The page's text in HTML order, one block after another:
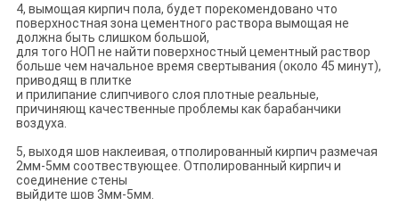
4, вымощая кирпич пола, будет порекомендовано что
поверхностная зона цементного раствора вымощая не
должна быть слишком большой,
для того НОП не найти поверхностный цементный раствор
больше чем начальное время свертывания (около 45 минут),
приводящ в плитке
и прилипание слипчивого слоя плотные реальные,
причиняющ качественные проблемы как барабанчики
воздуха.
5, выходя шов наклеивая, отполированный кирпич размечая
2мм-5мм соотвествующее. Отполированный кирпич и
соединение стены
выйдите шов 3мм-5мм.